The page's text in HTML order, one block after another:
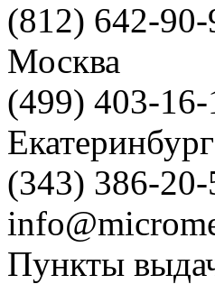
(812) 642-90-
Москва
(499) 403-16-
Екатеринбург
(343) 386-20-
Пункты